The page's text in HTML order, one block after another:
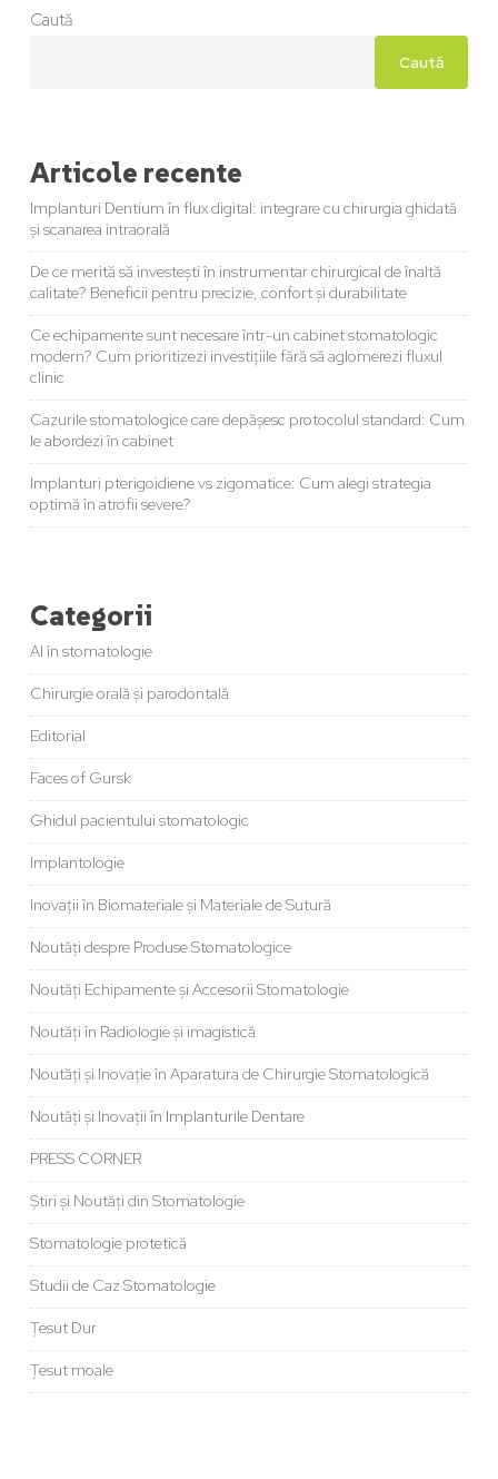
Caută
Caută
Articole recente
Implanturi Dentium în flux digital: integrare cu chirurgia ghidată
și scanarea intraorală
De ce merită să investești în instrumentar chirurgical de înaltă
calitate? Beneficii pentru precizie, confort și durabilitate
Ce echipamente sunt necesare într-un cabinet stomatologic
modern? Cum prioritizezi investițiile fără să aglomerezi fluxul
clinic
Cazurile stomatologice care depășesc protocolul standard: Cum
le abordezi în cabinet
Implanturi pterigoidiene vs zigomatice: Cum alegi strategia
optimă în atrofii severe?
Categorii
AI în stomatologie
Chirurgie orală și parodontală
Editorial
Faces of Gursk
Ghidul pacientului stomatologic
Implantologie
Inovații în Biomateriale și Materiale de Sutură
Noutăți despre Produse Stomatologice
Noutăți Echipamente și Accesorii Stomatologie
Noutăți în Radiologie și imagistică
Noutăți și Inovație în Aparatura de Chirurgie Stomatologică
Noutăți și Inovații în Implanturile Dentare
PRESS CORNER
Știri și Noutăți din Stomatologie
Stomatologie protetică
Studii de Caz Stomatologie
Țesut Dur
Țesut moale